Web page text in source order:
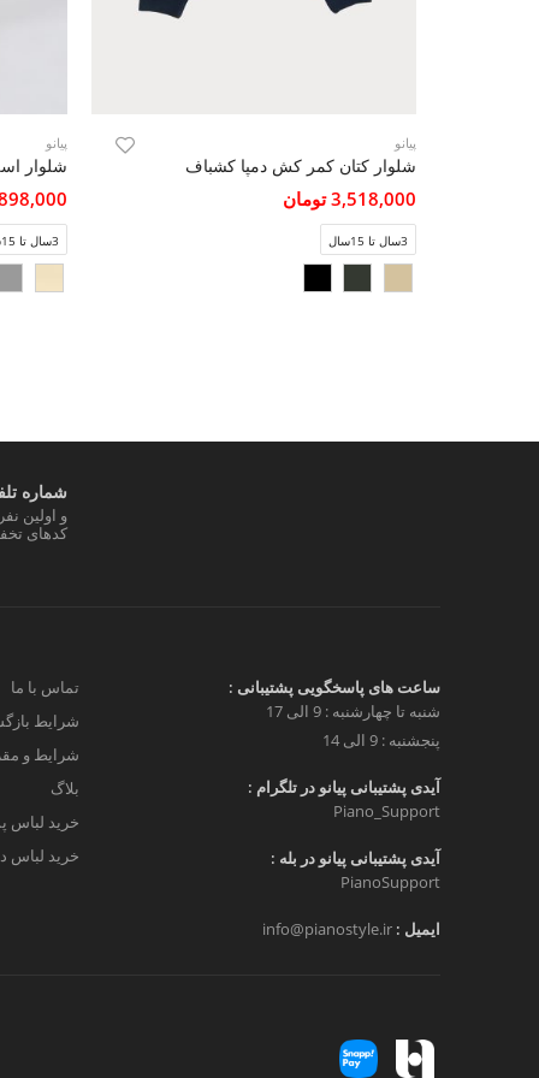
پیانو
شلوار کتان کمر کش دمپا کشباف
3,518,000 تومان
3سال تا 15سال
پیانو
شلوار
2,898,000
3سال تا 15سال
شماره
و اولین
کدهای
ساعت های پاسخگویی پشتیبانی :
شنبه تا چهارشنبه : 9 الی 17
پنجشنبه : 9 الی 14
آیدی پشتیبانی پیانو در تلگرام :
Piano_Support
آیدی پشتیبانی پیانو در بله :
PianoSupport
ایمیل : info@pianostyle.ir
تماس با ما
شرایط
شرایط و
بلاگ
خرید لباس
خرید لباس